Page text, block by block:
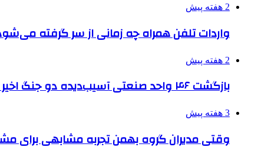
2 هفته پیش
واردات تلفن همراه چه زمانی از سر گرفته
2 هفته پیش
بازگشت ۴۶ واحد صنعتی آسیب‌دیده دو جنگ اخیر البرز به چرخه تولید
3 هفته پیش
وقتی مدیران گروه بهمن تجربه مشابهی برای